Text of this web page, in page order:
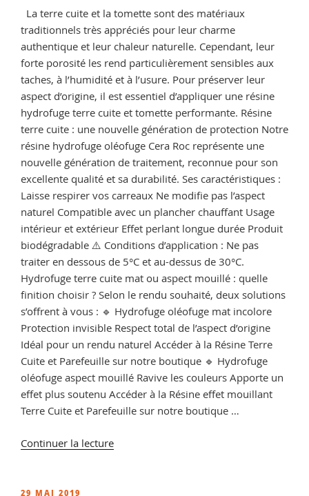
de
nos
spécialistes
Cera
Roc »
La terre cuite et la tomette sont des matériaux
traditionnels très appréciés pour leur charme
authentique et leur chaleur naturelle. Cependant, leur
forte porosité les rend particulièrement sensibles aux
taches, à l’humidité et à l’usure. Pour préserver leur
aspect d’origine, il est essentiel d’appliquer une résine
hydrofuge terre cuite et tomette performante. Résine
terre cuite : une nouvelle génération de protection Notre
résine hydrofuge oléofuge Cera Roc représente une
nouvelle génération de traitement, reconnue pour son
excellente qualité et sa durabilité. Ses caractéristiques :
Laisse respirer vos carreaux Ne modifie pas l’aspect
naturel Compatible avec un plancher chauffant Usage
intérieur et extérieur Effet perlant longue durée Produit
biodégradable ⚠️ Conditions d’application : Ne pas
traiter en dessous de 5°C et au-dessus de 30°C.
Hydrofuge terre cuite mat ou aspect mouillé : quelle
finition choisir ? Selon le rendu souhaité, deux solutions
s’offrent à vous : 🔹 Hydrofuge oléofuge mat incolore
Protection invisible Respect total de l’aspect d’origine
Idéal pour un rendu naturel Accéder à la Résine Terre
Cuite et Parefeuille sur notre boutique 🔹 Hydrofuge
oléofuge aspect mouillé Ravive les couleurs Apporte un
effet plus soutenu Accéder à la Résine effet mouillant
Terre Cuite et Parefeuille sur notre boutique …
Continuer la lecturede
PUBLIÉ
29 MAI 2019